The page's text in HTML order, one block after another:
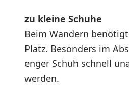
zu kleine Schuhe
Beim Wandern
Platz. Besonders im
enger Schuh schnell
werden.